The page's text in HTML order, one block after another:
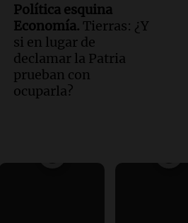
Política esquina
Economía. Tierras: ¿Y
si en lugar de
declamar la Patria
prueban con
ocuparla?